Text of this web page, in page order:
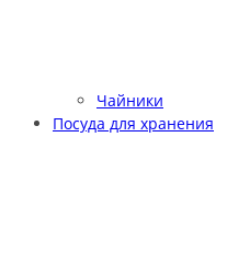
Чайники
Посуда для хранения